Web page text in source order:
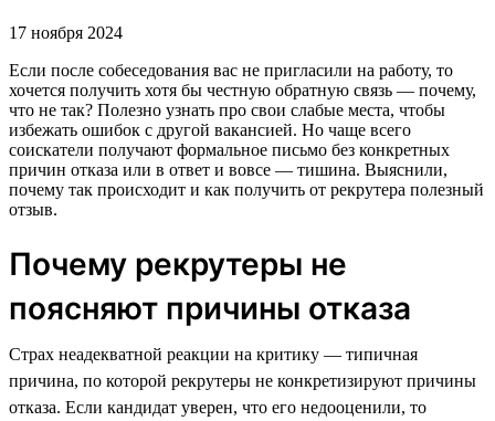
17 ноября 2024
Если после собеседования вас не пригласили на работу, то
хочется получить хотя бы честную обратную связь — почему,
что не так? Полезно узнать про свои слабые места, чтобы
избежать ошибок с другой вакансией. Но чаще всего
соискатели получают формальное письмо без конкретных
причин отказа или в ответ и вовсе — тишина. Выяснили,
почему так происходит и как получить от рекрутера полезный
отзыв.
Почему рекрутеры не
поясняют причины отказа
Страх неадекватной реакции на критику — типичная
причина, по которой рекрутеры не конкретизируют причины
отказа. Если кандидат уверен, что его недооценили, то